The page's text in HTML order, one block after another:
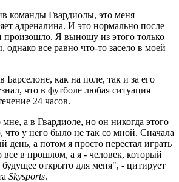
команды Гвардиолы, это меня
адреналина. И это нормально после
произошло. Я выношу из этого только
все равно что-то засело в моей
как на поле, так и за его
что в футболе любая ситуация
24 часов.
а в Гвардиоле, но он никогда этого
что у него было не так со мной. Сначала
день, а потом я просто перестал играть
все в прошлом, а я - человек, который
открыто для меня", - цитирует
Skysports.